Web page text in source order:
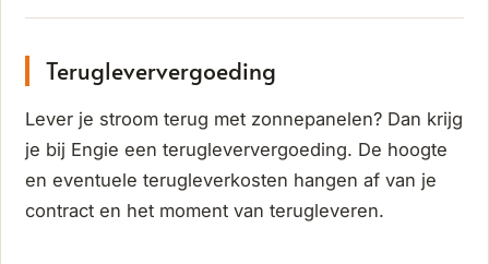
Terugleververgoeding
Lever je stroom terug met zonnepanelen? Dan krijg
je bij Engie een terugleververgoeding. De hoogte
en eventuele terugleverkosten hangen af van je
contract en het moment van terugleveren.